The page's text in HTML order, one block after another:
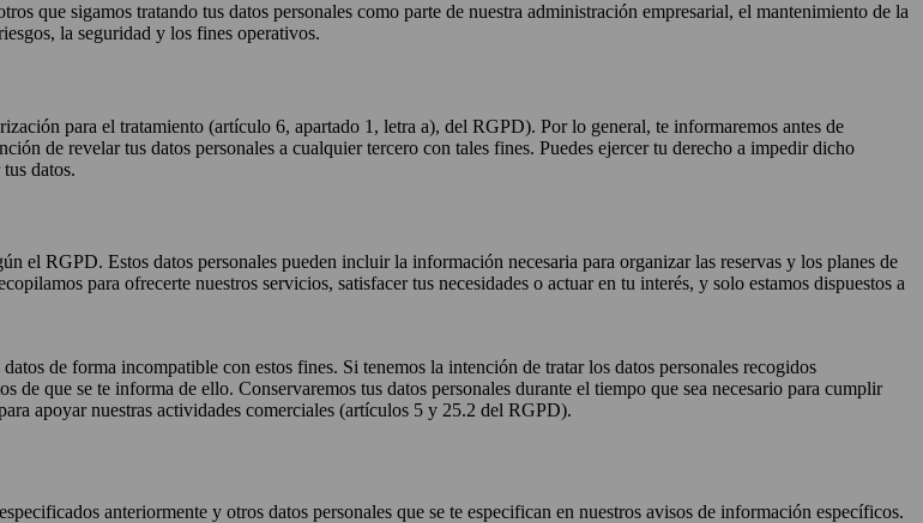
que sigamos tratando tus datos personales como parte de nuestra administración empresarial, el mantenimiento de la
la seguridad y los fines operativos.
para el tratamiento (artículo 6, apartado 1, letra a), del RGPD). Por lo general, te informaremos antes de
de revelar tus datos personales a cualquier tercero con tales fines. Puedes ejercer tu derecho a impedir dicho
datos.
el RGPD. Estos datos personales pueden incluir la información necesaria para organizar las reservas y los planes de
para ofrecerte nuestros servicios, satisfacer tus necesidades o actuar en tu interés, y solo estamos dispuestos a
de forma incompatible con estos fines. Si tenemos la intención de tratar los datos personales recogidos
que se te informa de ello. Conservaremos tus datos personales durante el tiempo que sea necesario para cumplir
apoyar nuestras actividades comerciales (artículos 5 y 25.2 del RGPD).
anteriormente y otros datos personales que se te especifican en nuestros avisos de información específicos.